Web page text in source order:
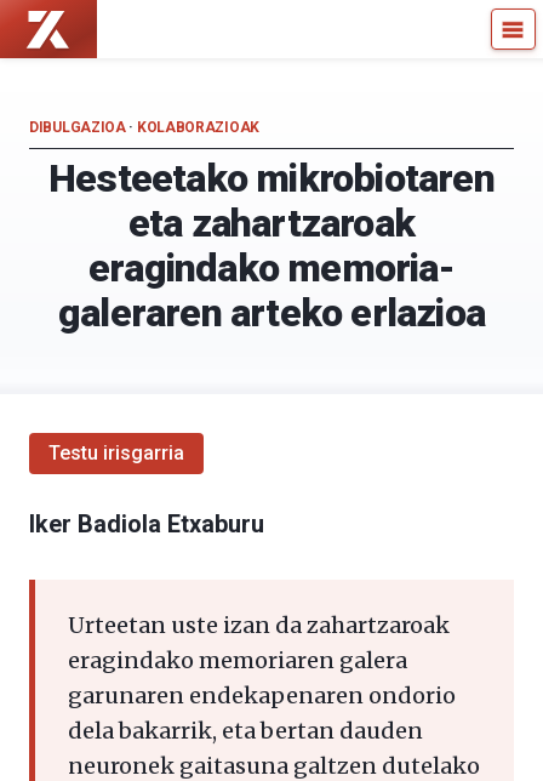
Zientzia
Kultura
Katedra
Kultura
Hesteetako mikrobiotaren
eta zahartzaroak
eragindako memoria-
galeraren arteko erlazioa
DIBULGAZIOA· KOLABORAZIOAK
Testu irisgarria
Iker Badiola Etxaburu
Urteetan uste izan da zahartzaroak
eragindako memoriaren galera
garunaren endekapenaren ondorio
dela bakarrik, eta bertan dauden
neuronek gaitasuna galtzen dutelako